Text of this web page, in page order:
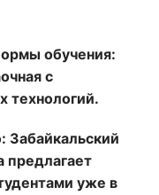
обучения:
с
технологий.
Забайкальский
предлагает
уже в